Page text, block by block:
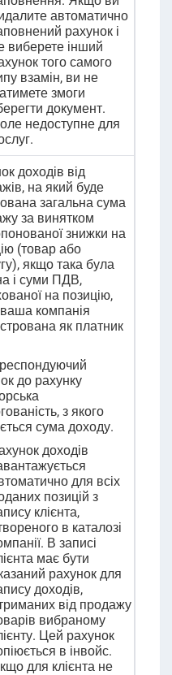
автоматично
рахунок і
виберете інший
того самого
взамін, ви не
змоги
документ.
недоступне для
доходів від
на який буде
загальна сума
за винятком
знижки на
(товар або
якщо така була
і суми ПДВ,
на позицію,
компанія
як платник
до рахунку
з якого
сума доходу.
доходів
для всіх
позицій з
клієнта,
в каталозі
В записі
має бути
рахунок для
доходів,
від продажу
вибраному
Цей рахунок
в інвойс.
для клієнта не